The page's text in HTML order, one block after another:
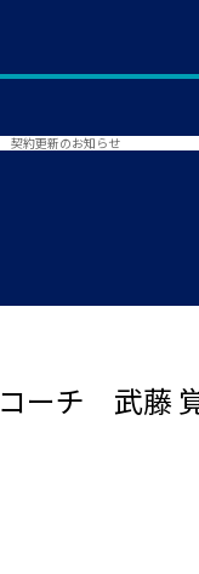
契約更新のお知らせ
ーチ 武藤